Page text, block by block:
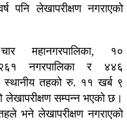
पनि लेखापरीक्षण नगराएको
महानगरपालिका, १०
२६१ नगरपालिका र ४४६
स्थानीय तहको रु. ११ खर्ब ९
लेखापरीक्षण सम्पन्न भएको छ।
भने लेखापरीक्षण नगराएको